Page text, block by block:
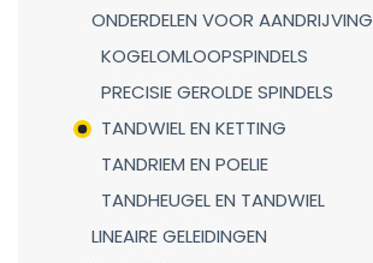
ONDERDELEN VOOR AANDRIJVING
KOGELOMLOOPSPINDELS
PRECISIE GEROLDE SPINDELS
TANDWIEL EN KETTING
TANDRIEM EN POELIE
TANDHEUGEL EN TANDWIEL
LINEAIRE GELEIDINGEN